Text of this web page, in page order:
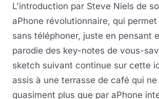
L'introduction par Steve Niels de
aPhone révolutionnaire, qui
sans téléphoner, juste en pensant
parodie des key-notes de vous-
sketch suivant continue sur cette
assis à une terrasse de café qui ne
quasiment plus que par aPhone